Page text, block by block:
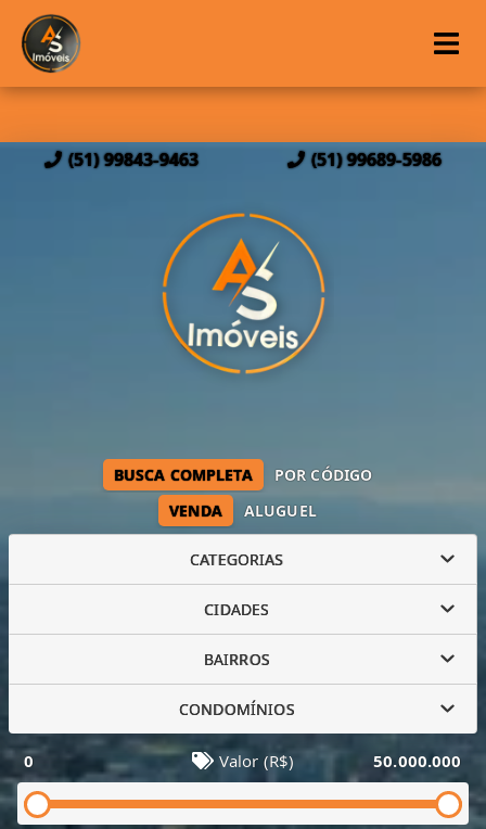
(51) 99843-9463 (51) 99689-5986
VENDA ALUGUEL
BUSCA COMPLETA POR CÓDIGO
CATEGORIAS
CIDADES
BAIRROS
CONDOMÍNIOS
0 Valor (R$) 50.000.000